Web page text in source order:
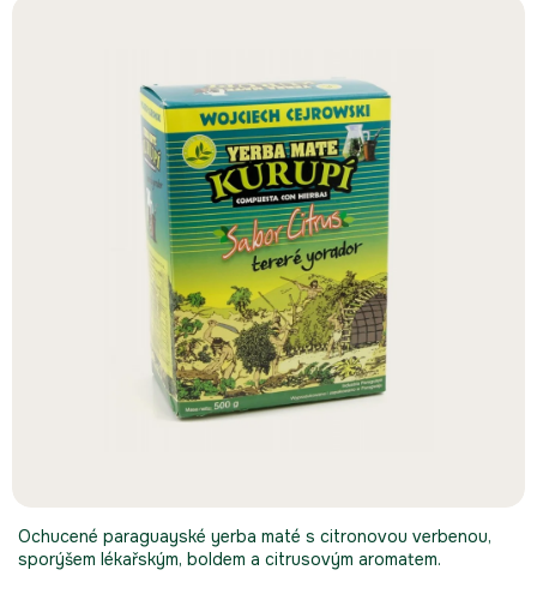
hvězdiček.
Ochucené paraguayské yerba maté s citronovou verbenou,
sporýšem lékařským, boldem a citrusovým aromatem.